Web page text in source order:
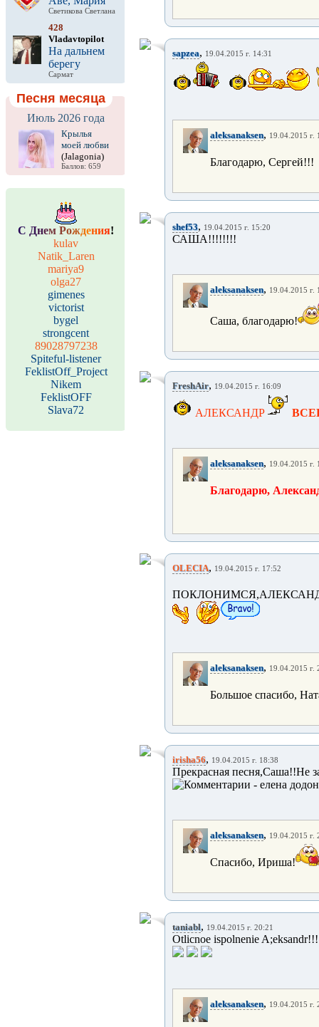
Светикова Светлана
428
Vladavtopilot
На дальнем
берегу
Сармат
Песня месяца
Июль 2026 года
Крылья
моей любви
(Jalagonia)
Баллов: 659
С Днем Рождения!
kulav
Natik_Laren
mariya9
olga27
gimenes
victorist
bygel
strongcent
89028797238
Spiteful-listener
FeklistOff_Project
Nikem
FeklistOFF
Slava72
sapzea, 19.04.2015 г. 14:31
aleksanaksen, 19.04.2015 г.
Благодарю, Сергей!!!
shef53, 19.04.2015 г. 15:20
САША!!!!!!!!
aleksanaksen, 19.04.2015 г.
Саша, благодарю!
FreshAir, 19.04.2015 г. 16:09
АЛЕКСАНДР
aleksanaksen, 19.04.2015 г.
Благодарю,
OLECIA, 19.04.2015 г. 17:52
aleksanaksen, 19.04.2015 г.
Большое спасибо,
irisha56, 19.04.2015 г. 18:38
Прекрасная песня,Саша!!Не
aleksanaksen, 19.04.2015 г.
Спасибо, Ириша!
taniabl, 19.04.2015 г. 20:21
Otlicnoe ispolnenie
aleksanaksen, 19.04.2015 г.